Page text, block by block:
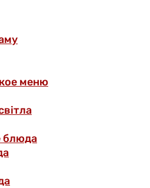
меню
блюда